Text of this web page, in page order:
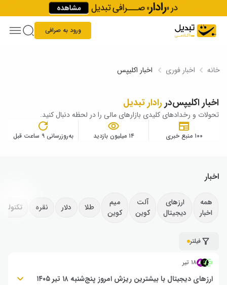
Skip to content
ورود به صرافی
خانه اخبار فوری اخبار اکلیپس
اخبار اکلیپسدر رادار تبدیل
تحولات و رخدادهای کلیدی بازارهای مالی را در لحظه دنبال کنید.
۱۰۰ منبع خبری ۱۴ میلیون بازدید به‌روزرسانی ۹ ساعت قبل
اخبار
همه
اخبار
ارزهای
دیجیتال
آلت
کوین
میم
کوین
طلا دلار نقره
فیلتر
۱۸ تیر
ارزهای دیجیتال با بیشترین ریزش امروز پنج‌شنبه ۱۸ تیر ۱۴۰۵